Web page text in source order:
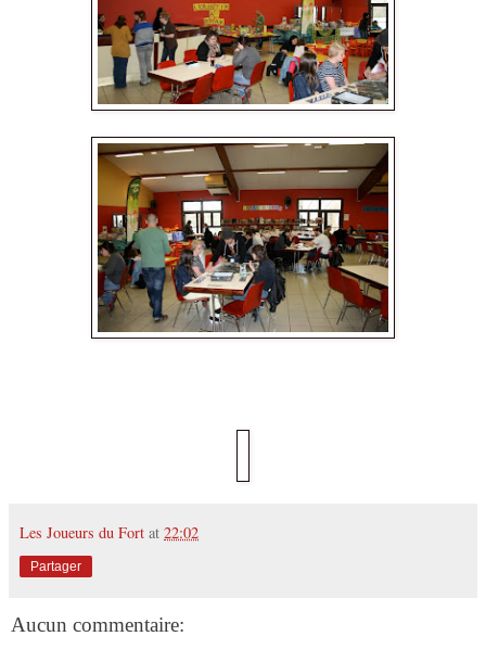
Les Joueurs du Fort at 22:02
Partager
Aucun commentaire: